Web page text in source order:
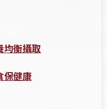
均衡攝取
保健康